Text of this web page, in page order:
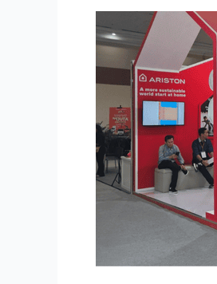
A-
Ariston
Water
Heater
di
Pameran
Jakarta
Convention